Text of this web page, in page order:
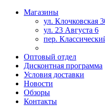
Магазины
ул.
ул. 23 Августа 6
пер.
Оптовый отдел
Дисконтная программа
Условия доставки
Новости
Обзоры
Контакты